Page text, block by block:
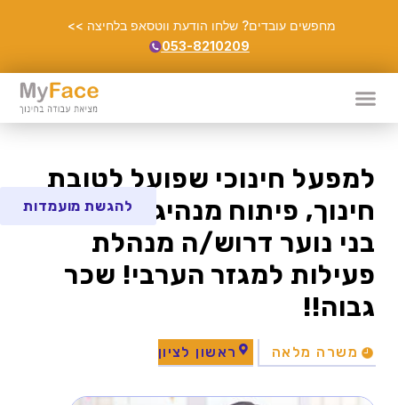
מחפשים עובדים? שלחו הודעת ווטסאפ בלחיצה >>
053-8210209
למפעל חינוכי שפועל לטובת
חינוך, פיתוח מנהיגות וקידום
בני נוער דרוש/ה מנהלת
פעילות למגזר הערבי! שכר
גבוה!!
משרה מלאה ראשון לציון
להגשת מועמדות